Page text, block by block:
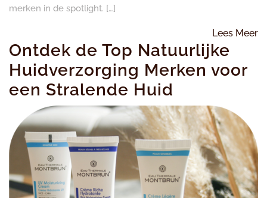
merken in de spotlight. […]
Lees Meer
Ontdek de Top Natuurlijke
Huidverzorging Merken voor
een Stralende Huid